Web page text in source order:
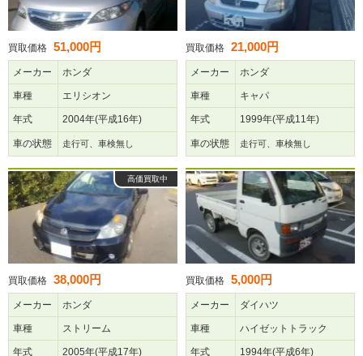
買取価格 51,000円
メーカー ホンダ
車種 エリシオン
年式 2004年(平成16年)
車の状態 走行可、車検無し
買取価格 21,000円
メーカー ホンダ
車種 キャパ
年式 1999年(平成11年)
車の状態 走行可、車検無し
高価買取中
買取価格 38,000円
メーカー ホンダ
車種 ストリーム
年式 2005年(平成17年)
買取価格 5,000円
メーカー ダイハツ
車種 ハイゼットトラック
年式 1994年(平成6年)